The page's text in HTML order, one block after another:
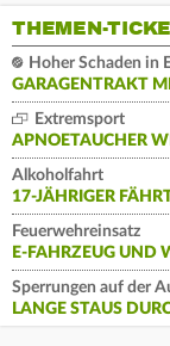
THEMEN-
Hoher Schaden in
GARAGENTRAKT
Extremsport
APNOETAUCHER
Alkoholfahrt
17-JÄHRIGER
Feuerwehreinsatz
E-FAHRZEUG UND
Sperrungen auf der
LANGE STAUS